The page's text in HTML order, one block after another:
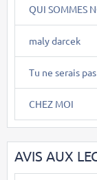
QUI SOMMES
maly darcek
Tu ne serais
CHEZ MOI
AVIS AUX